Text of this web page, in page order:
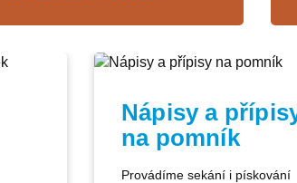
Nápisy a
na pomník
Provádíme sekání i pískování